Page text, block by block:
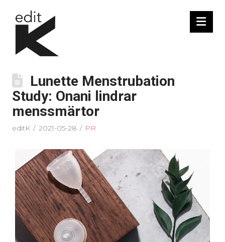
Lunette Menstrubation
Study: Onani lindrar
menssmärtor
editK 2021-05-28 PR